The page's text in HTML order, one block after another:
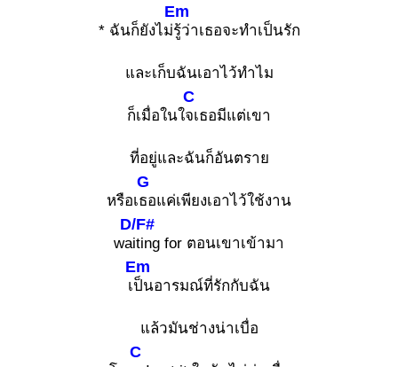
* ฉันก็ยังไม่
Em
รู้ว่าเธอจะทำเป็นรัก
และเก็บฉันเอาไว้ทำไม
ก็เมื่อในใ
C
จเธอมีแต่เขา
ที่อยู่และฉันก็อันตราย
หรือเ
G
ธอแค่เพียงเอาไว้ใช้งาน
wa
D/F#
iting for ตอนเขาเข้ามา
เ
Em
ป็นอารมณ์ที่รักกับฉัน
แล้วมันช่างน่าเบื่อ
C